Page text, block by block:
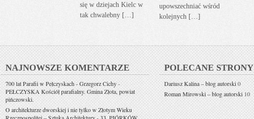
się w dziejach Kielc w
tak chwalebny […]
upowszechniać wśród
kolejnych […]
NAJNOWSZE KOMENTARZE
700 lat Parafii w Pełczyskach - Grzegorz Cichy-
PEŁCZYSKA Kościół parafialny. Gmina Złota, powiat
pińczowski.
O architekturze dworskiej i nie tylko w Złotym Wieku
Rzeczpospolitej – Sztuka Architektury-33. PIÓRKÓW.
POLECANE STRONY
Dariusz Kalina – blog autorski0
Roman Mirowski – blog autorski 10